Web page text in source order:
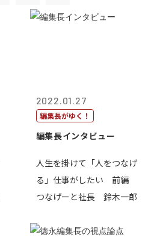
2022.01.27
編集長がゆく！
編集長インタビュー
人生を掛けて「人をつなげ
る」仕事がしたい 前編
つなげーと社長 鈴木一郎